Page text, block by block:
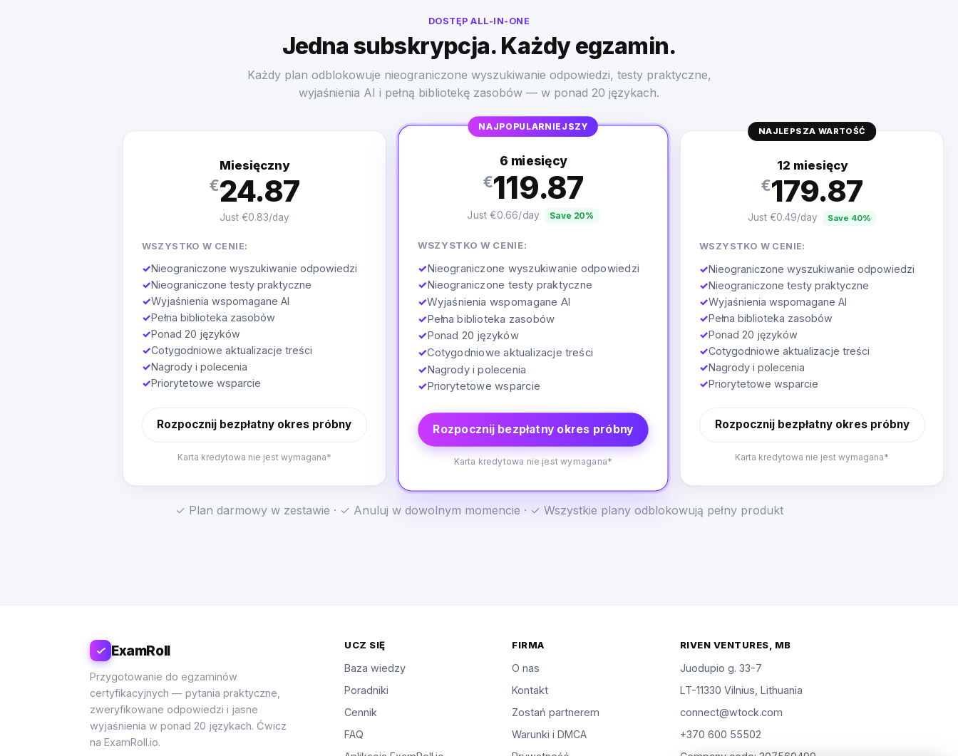
DOSTĘP ALL-IN-ONE
Jedna subskrypcja. Każdy egzamin.
Każdy plan odblokowuje nieograniczone wyszukiwanie odpowiedzi, testy praktyczne,
wyjaśnienia AI i pełną bibliotekę zasobów — w ponad 20 językach.
Miesięczny
€24.87
Just €0.83/day
WSZYSTKO W CENIE:
✓Nieograniczone wyszukiwanie odpowiedzi
✓Nieograniczone testy praktyczne
✓Wyjaśnienia wspomagane AI
✓Pełna biblioteka zasobów
✓Ponad 20 języków
✓Cotygodniowe aktualizacje treści
✓Nagrody i polecenia
✓Priorytetowe wsparcie
Rozpocznij bezpłatny okres próbny
Karta kredytowa nie jest wymagana*
NAJPOPULARNIEJSZY
6 miesięcy
€119.87
Just €0.66/day Save 20%
WSZYSTKO W CENIE:
✓Nieograniczone wyszukiwanie odpowiedzi
✓Nieograniczone testy praktyczne
✓Wyjaśnienia wspomagane AI
✓Pełna biblioteka zasobów
✓Ponad 20 języków
✓Cotygodniowe aktualizacje treści
✓Nagrody i polecenia
✓Priorytetowe wsparcie
Rozpocznij bezpłatny okres próbny
Karta kredytowa nie jest wymagana*
NAJLEPSZA WARTOŚĆ
12 miesięcy
€179.87
Just €0.49/day Save 40%
WSZYSTKO W CENIE:
✓Nieograniczone wyszukiwanie odpowiedzi
✓Nieograniczone testy praktyczne
✓Wyjaśnienia wspomagane AI
✓Pełna biblioteka zasobów
✓Ponad 20 języków
✓Cotygodniowe aktualizacje treści
✓Nagrody i polecenia
✓Priorytetowe wsparcie
Rozpocznij bezpłatny okres próbny
Karta kredytowa nie jest wymagana*
✓ Plan darmowy w zestawie · ✓ Anuluj w dowolnym momencie · ✓ Wszystkie plany odblokowują pełny produkt
ExamRoll
Przygotowanie do egzaminów
certyfikacyjnych — pytania praktyczne,
zweryfikowane odpowiedzi i jasne
wyjaśnienia w ponad 20 językach. Ćwicz
na ExamRoll.io.
UCZ SIĘ
Baza wiedzy
Poradniki
Cennik
FAQ
FIRMA
O nas
Kontakt
Zostań partnerem
Warunki i DMCA
RIVEN VENTURES, MB
Juodupio g. 33-7
LT-11330 Vilnius, Lithuania
connect@wtock.com
+370 600 55502